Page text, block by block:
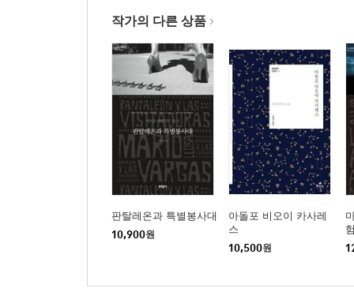
작가의 다른 상품
판탈레온과 특별봉사대
10,900원
아돌포 비오이 카사레
스
10,500원